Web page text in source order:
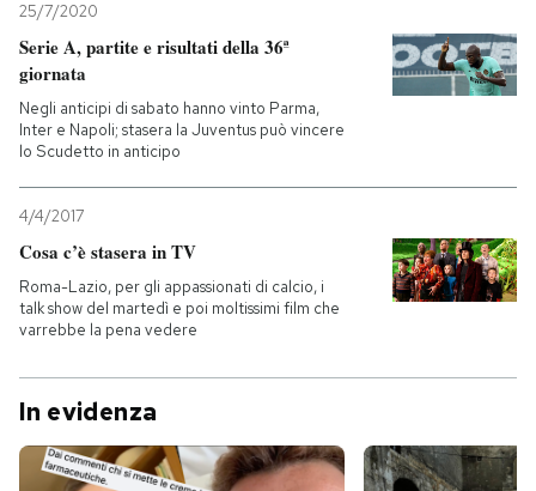
25/7/2020
Serie A, partite e risultati della 36ª
giornata
Negli anticipi di sabato hanno vinto Parma,
Inter e Napoli; stasera la Juventus può vincere
lo Scudetto in anticipo
4/4/2017
Cosa c’è stasera in TV
Roma-Lazio, per gli appassionati di calcio, i
talk show del martedì e poi moltissimi film che
varrebbe la pena vedere
In evidenza